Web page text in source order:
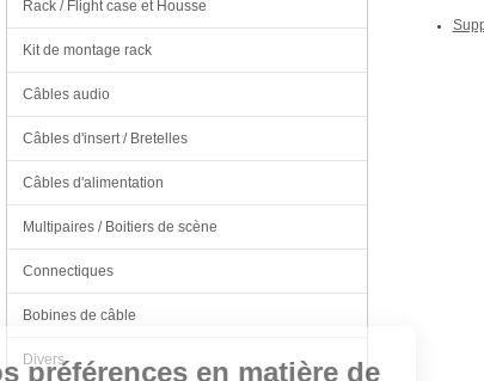
Continuer sans accepter
Vos préférences en matière de
Rack / Flight case et Housse
Kit de montage rack
Câbles audio
Câbles d'insert / Bretelles
Câbles d'alimentation
Multipaires / Boitiers de scène
Connectiques
Bobines de câble
Divers